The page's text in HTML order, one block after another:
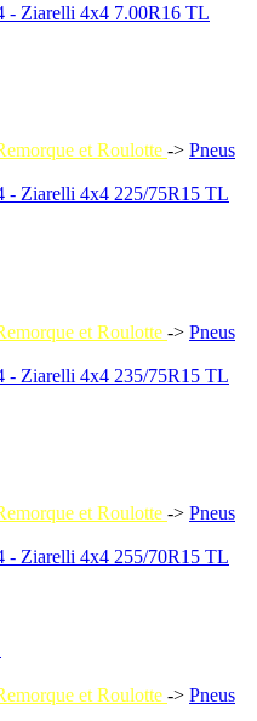
et Roulotte -> Pneus
et Roulotte -> Pneus
et Roulotte -> Pneus
et Roulotte -> Pneus